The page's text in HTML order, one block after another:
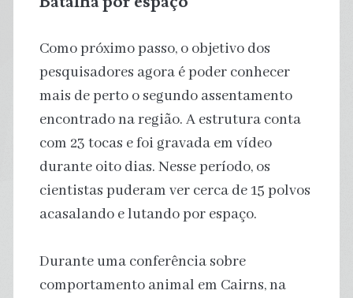
Como próximo passo, o objetivo dos
pesquisadores agora é poder conhecer
mais de perto o segundo assentamento
encontrado na região. A estrutura conta
com 23 tocas e foi gravada em vídeo
durante oito dias. Nesse período, os
cientistas puderam ver cerca de 15 polvos
acasalando e lutando por espaço.
Durante uma conferência sobre
comportamento animal em Cairns, na